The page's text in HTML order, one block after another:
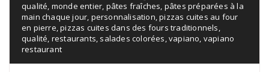
qualité monde entier pâtes fraîches pâtes préparées à la
main chaque jour personnalisation ,pizzas cuites au four
en pierre ,pizzas cuites dans des fours traditionnels
qualité restaurants salades colorées ,vapiano vapiano
restaurant